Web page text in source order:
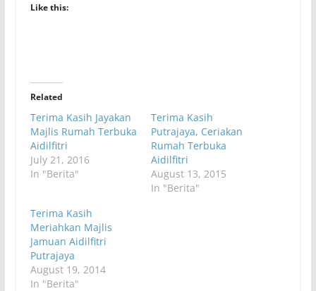
Like this:
Related
Terima Kasih Jayakan
Majlis Rumah Terbuka
Aidilfitri
July 21, 2016
In "Berita"
Terima Kasih
Putrajaya, Ceriakan
Rumah Terbuka
Aidilfitri
August 13, 2015
In "Berita"
Terima Kasih
Meriahkan Majlis
Jamuan Aidilfitri
Putrajaya
August 19, 2014
In "Berita"